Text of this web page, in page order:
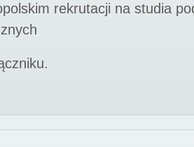
rekrutacji na studia